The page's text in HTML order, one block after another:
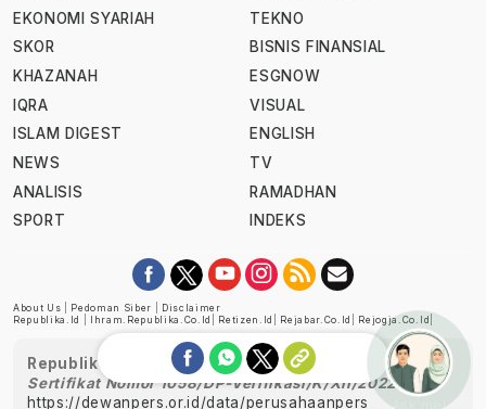
EKONOMI SYARIAH
SKOR
KHAZANAH
IQRA
ISLAM DIGEST
NEWS
ANALISIS
SPORT
TEKNO
BISNIS FINANSIAL
ESGNOW
VISUAL
ENGLISH
TV
RAMADHAN
INDEKS
About Us Pedoman Siber
Disclaimer
Republika.id
Ihram.republika.co.id Retizen.id Rejabar.co.id Rejogja.co.id
Republika telah diverifikasi oleh Dewan Pers
Sertifikat Nomor 1058/DP-Verifikasi/K/XII/2022
https://dewanpers.or.id/data/perusahaanpers
Ask me!